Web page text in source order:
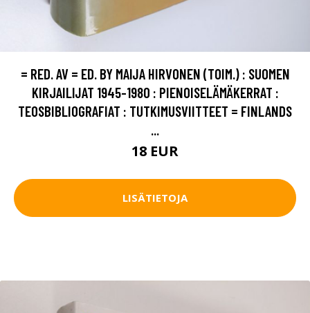
= RED. AV = ED. BY MAIJA HIRVONEN (TOIM.) : SUOMEN
KIRJAILIJAT 1945-1980 : PIENOISELÄMÄKERRAT :
TEOSBIBLIOGRAFIAT : TUTKIMUSVIITTEET = FINLANDS
...
18 EUR
LISÄTIETOJA